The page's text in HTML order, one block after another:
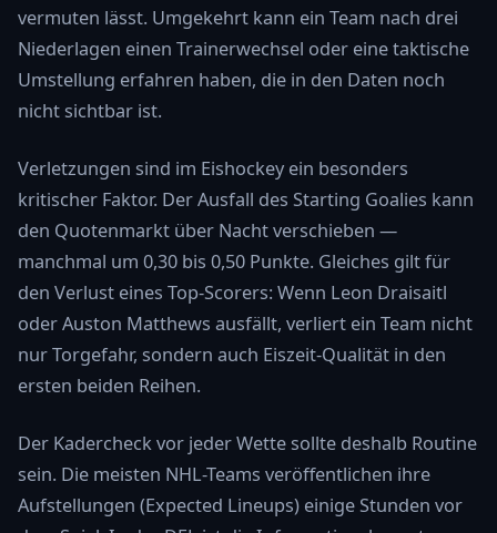
vermuten lässt. Umgekehrt kann ein Team nach drei
Niederlagen einen Trainerwechsel oder eine taktische
Umstellung erfahren haben, die in den Daten noch
nicht sichtbar ist.
Verletzungen sind im Eishockey ein besonders
kritischer Faktor. Der Ausfall des Starting Goalies kann
den Quotenmarkt über Nacht verschieben —
manchmal um 0,30 bis 0,50 Punkte. Gleiches gilt für
den Verlust eines Top-Scorers: Wenn Leon Draisaitl
oder Auston Matthews ausfällt, verliert ein Team nicht
nur Torgefahr, sondern auch Eiszeit-Qualität in den
ersten beiden Reihen.
Der Kadercheck vor jeder Wette sollte deshalb Routine
sein. Die meisten NHL-Teams veröffentlichen ihre
Aufstellungen (Expected Lineups) einige Stunden vor